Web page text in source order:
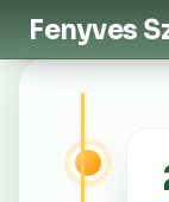
Fenyves